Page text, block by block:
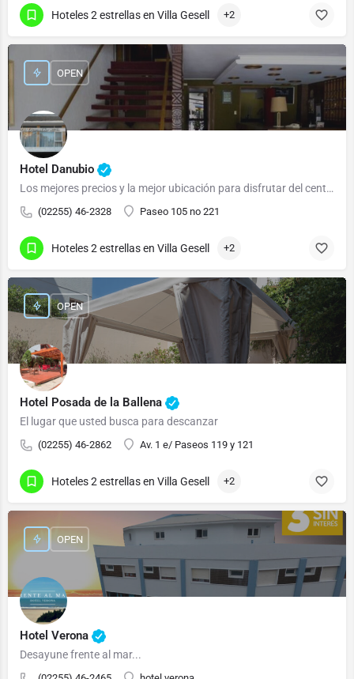
Hoteles 2 estrellas en Villa Gesell +2
Hotel Danubio
Los mejores precios y la mejor ubicación para disfrutar del centro de la ciudad y la playa
(02255) 46-2328 Paseo 105 no 221
OPEN
Hoteles 2 estrellas en Villa Gesell +2
Hotel Posada de la Ballena
El lugar que usted busca para descanzar
(02255) 46-2862 Av. 1 e/ Paseos 119 y 121
OPEN
Hoteles 2 estrellas en Villa Gesell +2
Hotel Verona
Desayune frente al mar...
OPEN